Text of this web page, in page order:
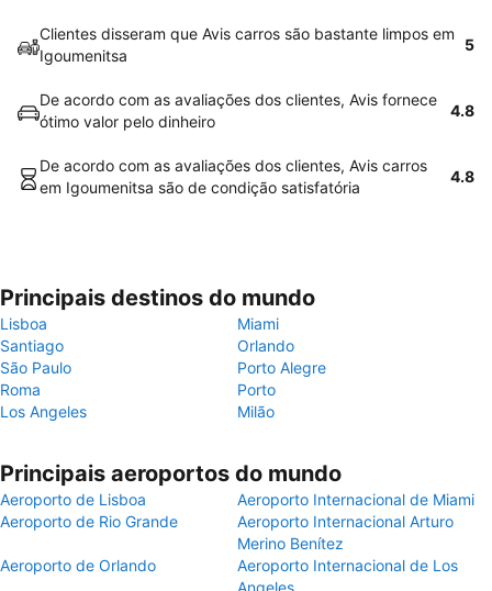
Clientes disseram que Avis carros são bastante limpos em
Igoumenitsa
5
De acordo com as avaliações dos clientes, Avis fornece
ótimo valor pelo dinheiro
4.8
De acordo com as avaliações dos clientes, Avis carros
em Igoumenitsa são de condição satisfatória
4.8
Principais destinos do mundo
Lisboa
Miami
Santiago
Orlando
São Paulo
Porto Alegre
Roma
Porto
Los Angeles
Milão
Principais aeroportos do mundo
Aeroporto de Lisboa
Aeroporto Internacional de Miami
Aeroporto de Rio Grande
Aeroporto Internacional Arturo
Merino Benítez
Aeroporto de Orlando
Aeroporto Internacional de Los
Angeles